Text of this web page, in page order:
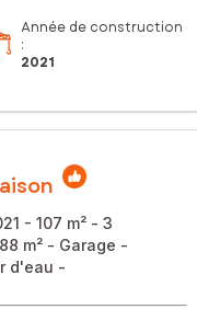
Année de construction
:
2021
- 107 m² - 3
m² - Garage -
d'eau -